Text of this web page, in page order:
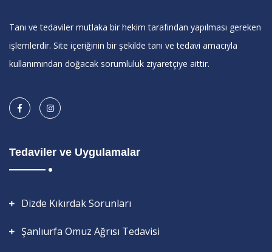
Tanı ve tedaviler mutlaka bir hekim tarafından yapılması gereken
işlemlerdir. Site içeriğinin bir şekilde tanı ve tedavi amacıyla
kullanımından doğacak sorumluluk ziyaretçiye aittir.
Tedaviler ve Uygulamalar
Dizde Kıkırdak Sorunları
Şanlıurfa Omuz Ağrısı Tedavisi